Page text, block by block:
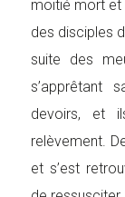
moitié mort et
des disciples
suite des
s’apprêtant
devoirs, et
relèvement.
et s’est